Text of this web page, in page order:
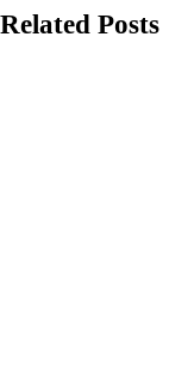
som od roku 2005. V
každoročne desiatky
Related Posts